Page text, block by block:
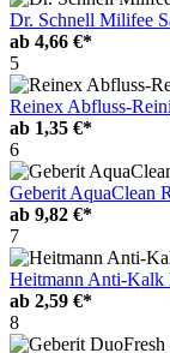
Dr. Schnell Milifee
ab 4,66 €*
5
Reinex Abfluss-
ab 1,35 €*
6
Geberit AquaClean
ab 9,82 €*
7
Heitmann Anti-Kalk
ab 2,59 €*
8